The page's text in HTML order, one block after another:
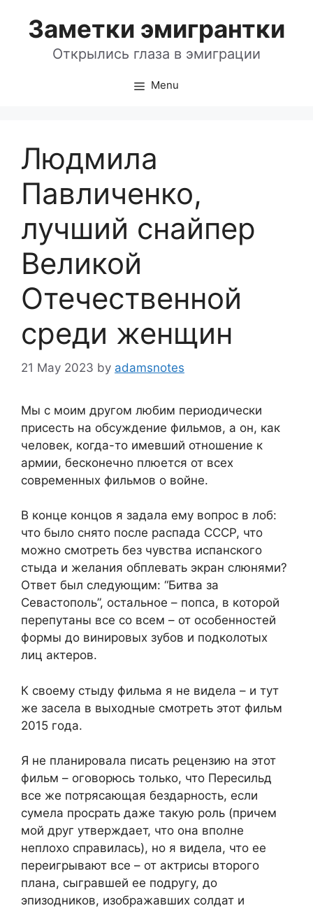
contentЗаметки эмигрантки
Открылись глаза в эмиграции
Menu
Людмила
Павличенко,
лучший снайпер
Великой
Отечественной
среди женщин
21 May 2023 by adamsnotes
Мы с моим другом любим периодически
присесть на обсуждение фильмов, а он, как
человек, когда-то имевший отношение к
армии, бесконечно плюется от всех
современных фильмов о войне.
В конце концов я задала ему вопрос в лоб:
что было снято после распада СССР, что
можно смотреть без чувства испанского
стыда и желания обплевать экран слюнями?
Ответ был следующим: “Битва за
Севастополь”, остальное – попса, в которой
перепутаны все со всем – от особенностей
формы до винировых зубов и подколотых
лиц актеров.
К своему стыду фильма я не видела – и тут
же засела в выходные смотреть этот фильм
2015 года.
Я не планировала писать рецензию на этот
фильм – оговорюсь только, что Пересильд
все же потрясающая бездарность, если
сумела просрать даже такую роль (причем
мой друг утверждает, что она вполне
неплохо справилась), но я видела, что ее
переигрывают все – от актрисы второго
плана, сыгравшей ее подругу, до
эпизодников, изображавших солдат и